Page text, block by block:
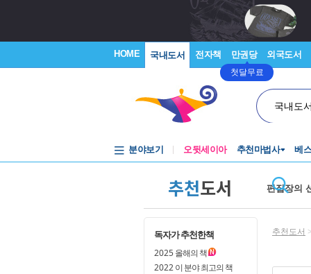
HOME 국내도서 전자책 만권당
첫달무료
외국도서
국내도
분야보기 오뒷세이아 추천마법사 베
추천도서 편집장의
독자가 추천한책
2025올해의 책
2022이 분야 최고의 책
추천도서